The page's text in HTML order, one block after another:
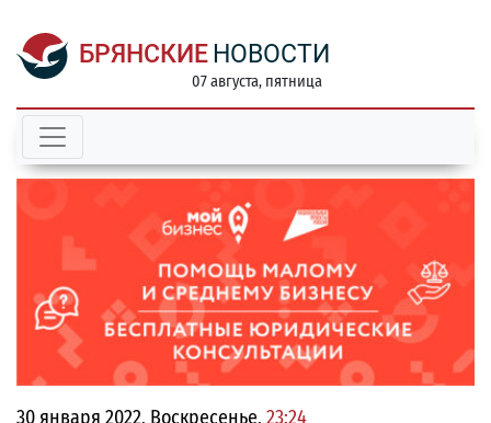
БРЯНСКИЕ НОВОСТИ
07 августа, пятница
30 января 2022, Воскресенье, 23:24